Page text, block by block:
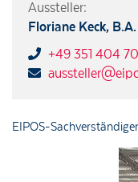
Aussteller:
Floriane Keck, B.A.
+49 351 404
EIPOS-